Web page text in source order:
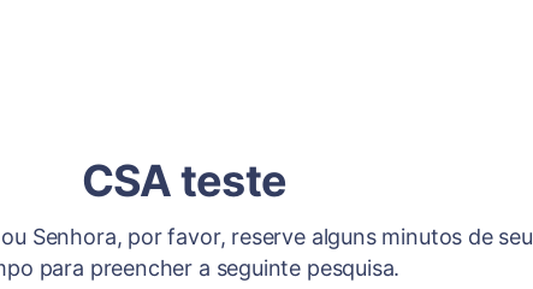
CSA teste
Senhora, por favor, reserve alguns minutos de seu
para preencher a seguinte pesquisa.